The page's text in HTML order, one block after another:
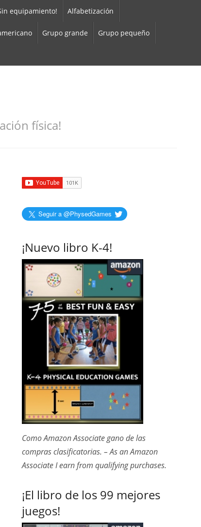
equipamiento! Alfabetización
Grupo grande Grupo pequeño
física!
Seguir a @PhysedGames
¡Nuevo libro K-4!
Como Amazon Associate gano de las
compras clasificatorias. – As an Amazon
Associate I earn from qualifying purchases.
¡El libro de los 99 mejores
juegos!